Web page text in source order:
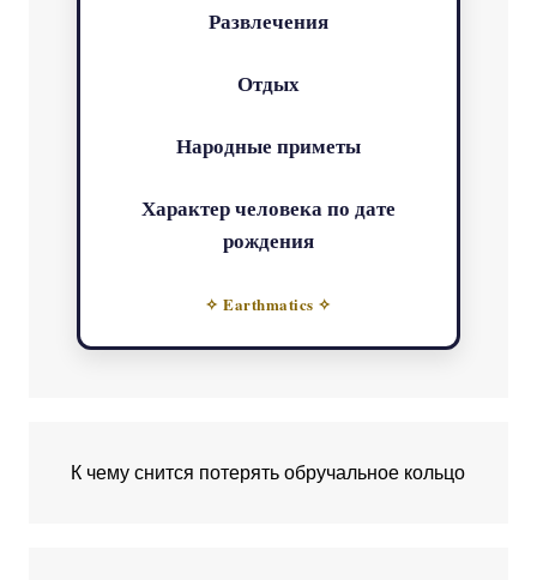
Развлечения
Отдых
Народные приметы
Характер человека по дате
рождения
✧ Earthmatics ✧
К чему снится потерять обручальное кольцо